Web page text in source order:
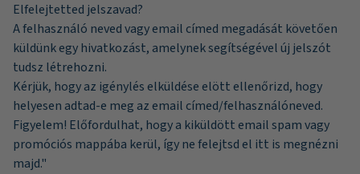
Elfelejtetted jelszavad?
A felhasználó neved vagy email címed megadását követően
küldünk egy hivatkozást, amelynek segítségével új jelszót
tudsz létrehozni.
Kérjük, hogy az igénylés elküldése elött ellenőrizd, hogy
helyesen adtad-e meg az email címed/felhasználóneved.
Figyelem! Előfordulhat, hogy a kiküldött email spam vagy
promóciós mappába kerül, így ne felejtsd el itt is megnézni
majd."